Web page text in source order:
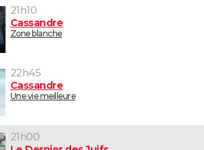
21h10
Cassandre
Zone blanche
22h45
Cassandre
Une vie meilleure
21h00